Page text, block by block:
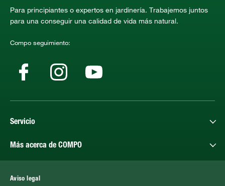
Para principiantes o expertos en jardinería. Trabajemos juntos
para una conseguir una calidad de vida más natural.
Compo seguimiento:
Servicio
Más acerca de COMPO
Aviso legal